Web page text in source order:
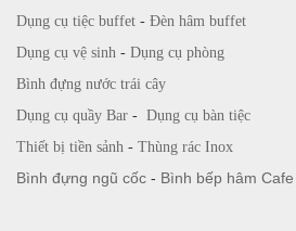
Dụng cụ tiệc buffet - Đèn hâm buffet
Dụng cụ vệ sinh - Dụng cụ phòng
Bình đựng nước trái cây
Dụng cụ quầy Bar - Dụng cụ bàn tiệc
Thiết bị tiền sảnh - Thùng rác Inox
Bình đựng ngũ cốc - Bình bếp hâm Cafe